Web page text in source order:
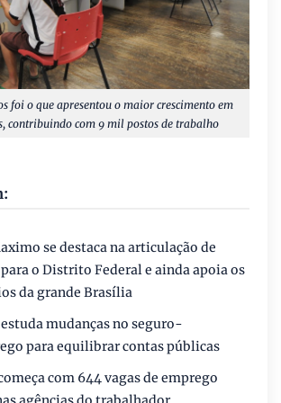
foi o que apresentou o maior crescimento em
contribuindo com 9 mil postos de trabalho
se destaca na articulação de
o Distrito Federal e ainda apoia os
da grande Brasília
mudanças no seguro-
para equilibrar contas públicas
com 644 vagas de emprego